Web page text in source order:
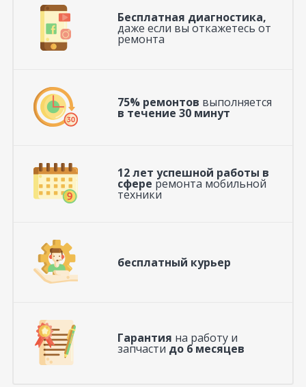
Бесплатная диагностика,
даже если вы откажетесь от
ремонта
75% ремонтов выполняется
в течение 30 минут
12 лет успешной работы в
сфере ремонта мобильной
техники
бесплатный курьер
Гарантия на работу и
запчасти до 6 месяцев